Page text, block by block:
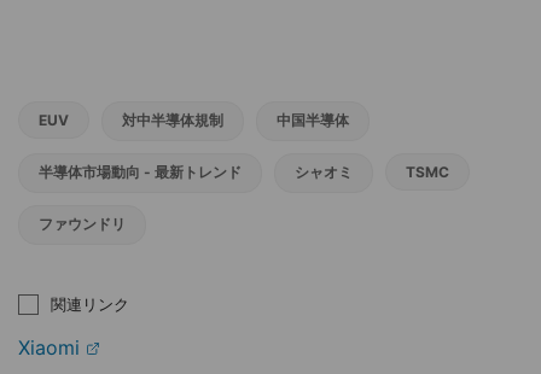
EUV 対中半導体規制 中国半導体
半導体市場動向 - 最新トレンド シャオミ TSMC
ファウンドリ
関連リンク
Xiaomi